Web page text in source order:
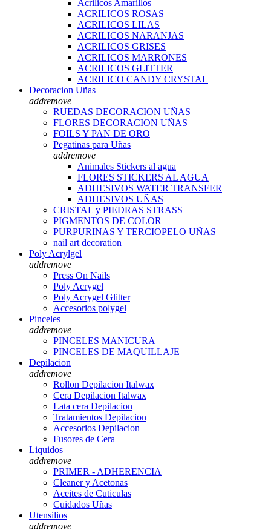
Acrilicos Amarillos
ACRILICOS ROSAS
ACRILICOS LILAS
ACRILICOS NARANJAS
ACRILICOS GRISES
ACRILICOS MARRONES
ACRILICOS GLITTER
ACRILICO CANDY CRYSTAL
Decoracion Uñas
addremove
RUEDAS DECORACION UÑAS
FLORES DECORACION UÑAS
FOILS Y PAN DE ORO
Pegatinas para Uñas
addremove
Animales Stickers al agua
FLORES STICKERS AL AGUA
ADHESIVOS WATER TRANSFER
ADHESIVOS UÑAS
CRISTAL y PIEDRAS STRASS
PIGMENTOS DE COLOR
PURPURINAS Y TERCIOPELO UÑAS
nail art decoration
Poly Acrylgel
addremove
Press On Nails
Poly Acrygel
Poly Acrygel Glitter
Accesorios polygel
Pinceles
addremove
PINCELES MANICURA
PINCELES DE MAQUILLAJE
Depilacion
addremove
Rollon Depilacion Italwax
Cera Depilacion Italwax
Lata cera Depilacion
Tratamientos Depilacion
Accesorios Depilacion
Fusores de Cera
Liquidos
addremove
PRIMER - ADHERENCIA
Cleaner y Acetonas
Aceites de Cuticulas
Cuidados Uñas
Utensilios
addremove